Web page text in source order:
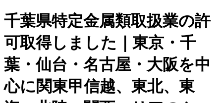
千葉県特定金属類取扱業の許
可取得しました｜東京・千
葉・仙台・名古屋・大阪を中
心に関東甲信越、東北、東